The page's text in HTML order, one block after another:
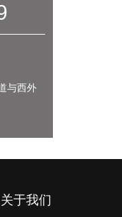
与西外
关于我们